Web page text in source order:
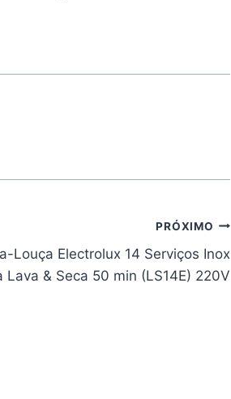
PRÓXIMO
Louça Electrolux 14 Serviços Inox
Lava & Seca 50 min (LS14E) 220V